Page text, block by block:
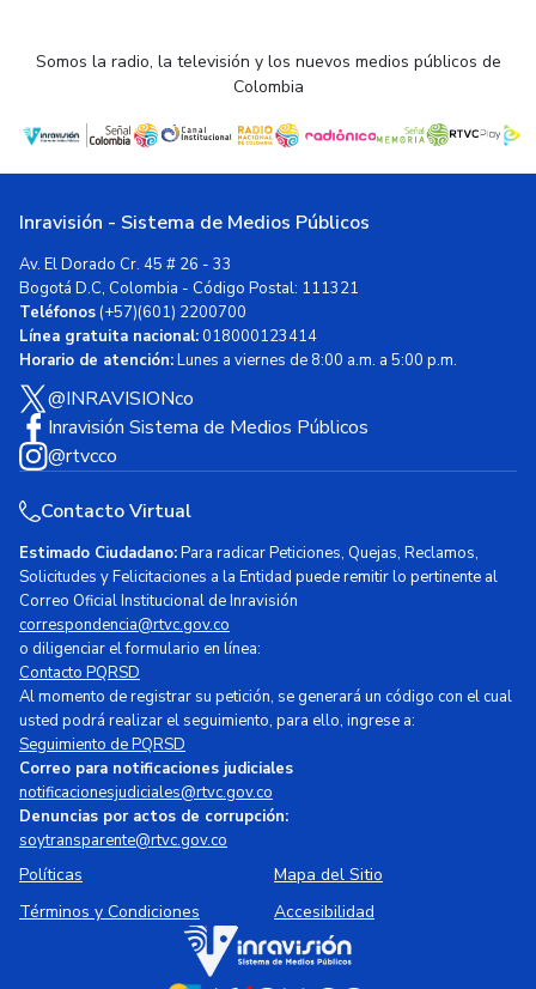
Somos la radio, la televisión y los nuevos medios públicos de
Colombia
Inravisión - Sistema de Medios Públicos
Av. El Dorado Cr. 45 # 26 - 33
Bogotá D.C, Colombia - Código Postal: 111321
Teléfonos(+57)(601) 2200700
Línea gratuita nacional:018000123414
Horario de atención:Lunes a viernes de 8:00 a.m. a 5:00 p.m.
@INRAVISIONco
Inravisión Sistema de Medios Públicos
@rtvcco
Contacto Virtual
Estimado Ciudadano:Para radicar Peticiones, Quejas, Reclamos,
Solicitudes y Felicitaciones a la Entidad puede remitir lo pertinente al
Correo Oficial Institucional de Inravisión
correspondencia@rtvc.gov.co
o diligenciar el formulario en línea:
Contacto PQRSD
Al momento de registrar su petición, se generará un código con el cual
usted podrá realizar el seguimiento, para ello, ingrese a:
Seguimiento de PQRSD
Correo para notificaciones judiciales
notificacionesjudiciales@rtvc.gov.co
Denuncias por actos de corrupción:
soytransparente@rtvc.gov.co
Políticas
Mapa del Sitio
Términos y Condiciones
Accesibilidad